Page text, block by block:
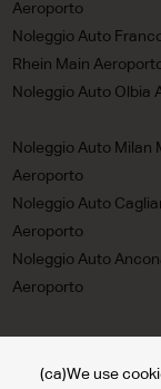
(ca)We use
Aeroporto
Noleggio Auto
Rhein Main
Noleggio Auto Olbia
Noleggio Auto Milan
Aeroporto
Noleggio Auto
Aeroporto
Noleggio Auto
Aeroporto
Aeroporto